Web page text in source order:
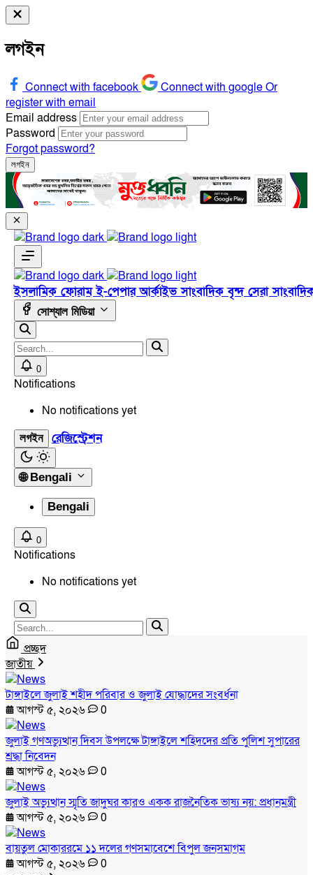
লগইন
Connect with facebook Connect with googleOr
register with email
Email address
Password
Forgot password?
লগইন
ইসলামিক ফোরামই-পেপারআর্কাইভসাংবাদিক বৃন্দসেরা
সোশ্যাল মিডিয়া
0
Notifications
No notifications yet
লগইন রেজিস্ট্রেশন
🌐 Bengali
Bengali
0
Notifications
No notifications yet
প্রচ্ছদ
জাতীয়
টাঙ্গাইলে জুলাই শহীদ পরিবার ও জুলাই যোদ্ধাদের সংবর্ধনা
আগস্ট ৫, ২০২৬
0
জুলাই গণঅভ্যুত্থান দিবস উপলক্ষে টাঙ্গাইলে শহিদদের প্রতি পুলিশ সুপারের
শ্রদ্ধা নিবেদন
আগস্ট ৫, ২০২৬
0
জুলাই অভ্যুত্থান স্মৃতি জাদুঘর কারও একক রাজনৈতিক ভাষ্য নয়: প্রধানমন্ত্রী
আগস্ট ৫, ২০২৬
0
বায়তুল মোকাররমে ১১ দলের গণসমাবেশে বিপুল জনসমাগম
আগস্ট ৫, ২০২৬
0